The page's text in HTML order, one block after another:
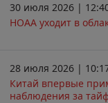
30 июля 2026 |
НОАА уходит в
28 июля 2026 |
Китай впервые
наблюдения за